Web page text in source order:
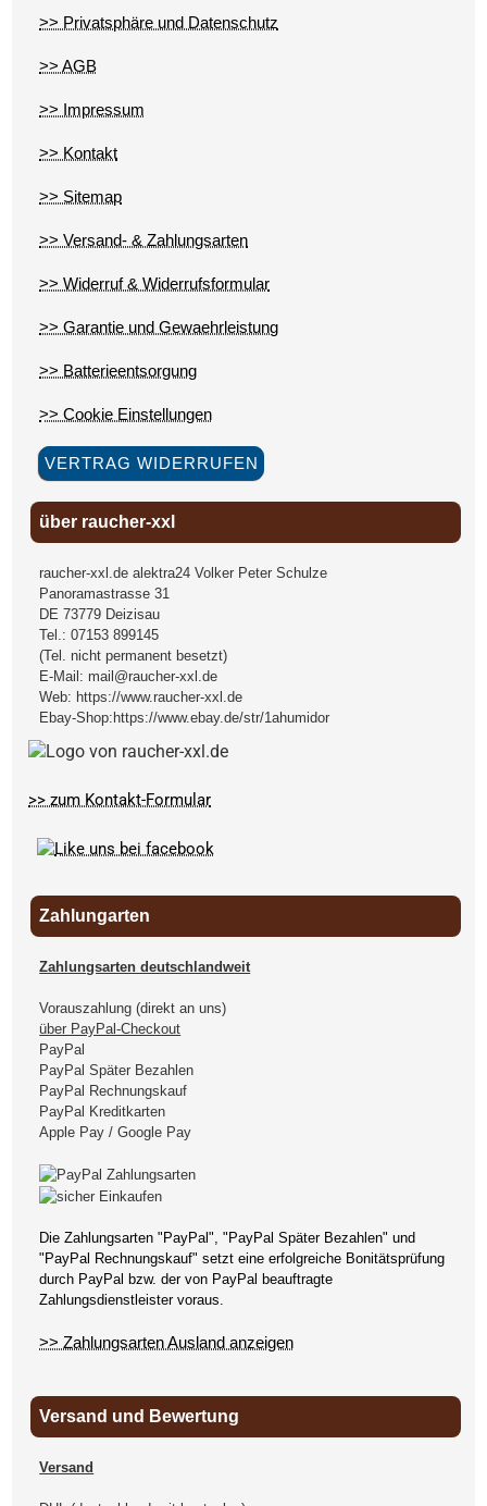
>> Privatsphäre und Datenschutz
>> AGB
>> Impressum
>> Kontakt
>> Sitemap
>> Versand- & Zahlungsarten
>> Widerruf & Widerrufsformular
>> Garantie und Gewaehrleistung
>> Batterieentsorgung
>> Cookie Einstellungen
VERTRAG WIDERRUFEN
über raucher-xxl
raucher-xxl.de alektra24 Volker Peter Schulze
Panoramastrasse 31
DE 73779 Deizisau
Tel.:07153 899145
(Tel. nicht permanent besetzt)
E-Mail: mail@raucher-xxl.de
Web: https://www.raucher-xxl.de
Ebay-Shop: https://www.ebay.de/str/1ahumidor
>> zum Kontakt-Formular
Zahlungarten
Zahlungsarten deutschlandweit
Vorauszahlung (direkt an uns)
über PayPal-Checkout
PayPal
PayPal Später Bezahlen
PayPal Rechnungskauf
PayPal Kreditkarten
Apple Pay / Google Pay
Die Zahlungsarten "PayPal", "PayPal Später Bezahlen" und
"PayPal Rechnungskauf" setzt eine erfolgreiche Bonitätsprüfung
durch PayPal bzw. der von PayPal beauftragte
Zahlungsdienstleister voraus.
>> Zahlungsarten Ausland anzeigen
Versand und Bewertung
Versand